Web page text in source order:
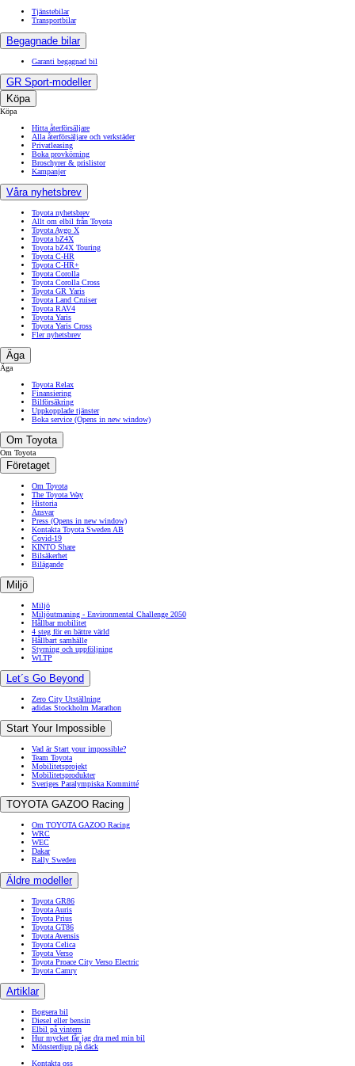
Tjänstebilar
Transportbilar
Begagnade bilar
Garanti begagnad bil
GR Sport-modeller
Köpa
Köpa
Hitta återförsäljare
Alla återförsäljare och verkstäder
Privatleasing
Boka provkörning
Broschyrer & prislistor
Kampanjer
Våra nyhetsbrev
Toyota nyhetsbrev
Allt om elbil från Toyota
Toyota Aygo X
Toyota bZ4X
Toyota bZ4X Touring
Toyota C-HR
Toyota C-HR+
Toyota Corolla
Toyota Corolla Cross
Toyota GR Yaris
Toyota Land Cruiser
Toyota RAV4
Toyota Yaris
Toyota Yaris Cross
Fler nyhetsbrev
Äga
Äga
Toyota Relax
Finansiering
Bilförsäkring
Uppkopplade tjänster
Boka service (Opens in new window)
Om Toyota
Om Toyota
Företaget
Om Toyota
The Toyota Way
Historia
Ansvar
Press (Opens in new window)
Kontakta Toyota Sweden AB
Covid-19
KINTO Share
Bilsäkerhet
Bilägande
Miljö
Miljö
Miljöutmaning - Environmental Challenge 2050
Hållbar mobilitet
4 steg för en bättre värld
Hållbart samhälle
Styrning och uppföljning
WLTP
Let´s Go Beyond
Zero City Utställning
adidas Stockholm Marathon
Start Your Impossible
Vad är Start your impossible?
Team Toyota
Mobilitetsprojekt
Mobilitetsprodukter
Sveriges Paralympiska Kommitté
TOYOTA GAZOO Racing
Om TOYOTA GAZOO Racing
WRC
WEC
Dakar
Rally Sweden
Äldre modeller
Toyota GR86
Toyota Auris
Toyota Prius
Toyota GT86
Toyota Avensis
Toyota Celica
Toyota Verso
Toyota Proace City Verso Electric
Toyota Camry
Artiklar
Bogsera bil
Diesel eller bensin
Elbil på vintern
Hur mycket får jag dra med min bil
Mönsterdjup på däck
Kontakta oss